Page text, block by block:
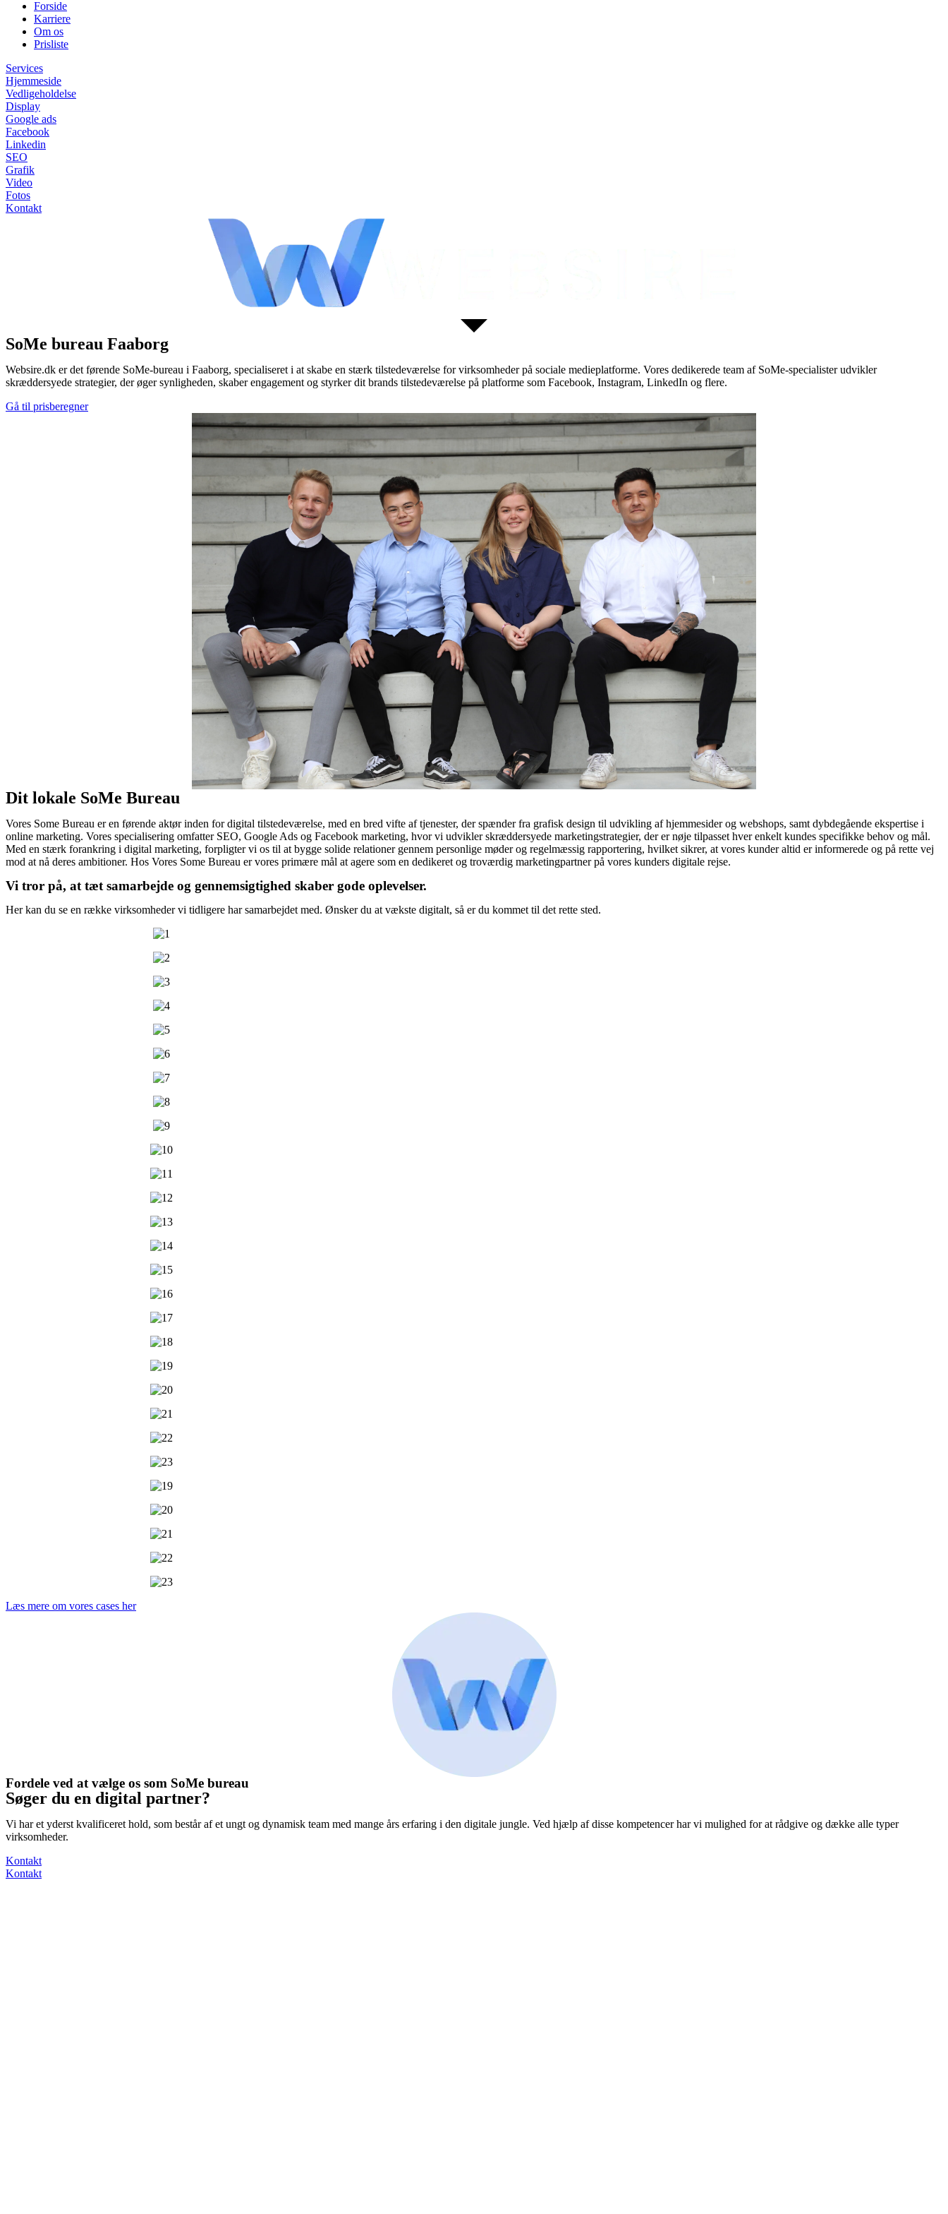
Forside
Karriere
Om os
Prisliste
Services
Hjemmeside
Vedligeholdelse
Display
Google ads
Facebook
Linkedin
SEO
Grafik
Video
Fotos
Kontakt
SoMe bureau Faaborg
Websire.dk er det førende SoMe-bureau i Faaborg, specialiseret i at skabe en stærk tilstedeværelse for virksomheder på sociale medieplatforme. Vores dedikerede team af SoMe-specialister udvikler
skræddersyede strategier, der øger synligheden, skaber engagement og styrker dit brands tilstedeværelse på platforme som Facebook, Instagram, LinkedIn og flere.
Gå til prisberegner
Dit lokale SoMe Bureau
Vores Some Bureau er en førende aktør inden for digital tilstedeværelse, med en bred vifte af tjenester, der spænder fra grafisk design til udvikling af hjemmesider og webshops, samt dybdegående ekspertise i
online marketing. Vores specialisering omfatter SEO, Google Ads og Facebook marketing, hvor vi udvikler skræddersyede marketingstrategier, der er nøje tilpasset hver enkelt kundes specifikke behov og mål.
Med en stærk forankring i digital marketing, forpligter vi os til at bygge solide relationer gennem personlige møder og regelmæssig rapportering, hvilket sikrer, at vores kunder altid er informerede og på rette vej
mod at nå deres ambitioner. Hos Vores Some Bureau er vores primære mål at agere som en dedikeret og troværdig marketingpartner på vores kunders digitale rejse.
Vi tror på, at tæt samarbejde og gennemsigtighed skaber gode oplevelser.
Her kan du se en række virksomheder vi tidligere har samarbejdet med. Ønsker du at vækste digitalt, så er du kommet til det rette sted.
Læs mere om vores cases her
Fordele ved at vælge os som SoMe bureau
Søger du en digital partner?
Vi har et yderst kvalificeret hold, som består af et ungt og dynamisk team med mange års erfaring i den digitale jungle. Ved hjælp af disse kompetencer har vi mulighed for at rådgive og dække alle typer
virksomheder.
Kontakt
Kontakt